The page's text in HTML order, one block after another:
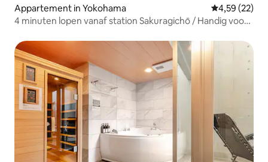
Appartement in Yokohama Gemiddelde
4,59 (22)
4 minuten lopen vanaf station Sakuragichō / Handig voor
/ Nomag / Slechts één groep per dag / Op loopafstand van
Minato Mirai